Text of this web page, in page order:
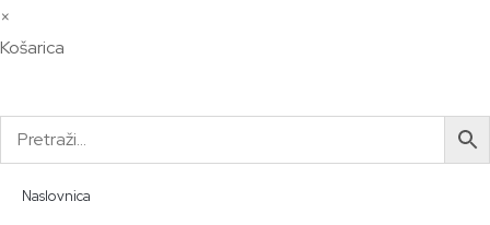
×
Košarica
Naslovnica